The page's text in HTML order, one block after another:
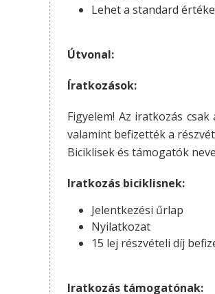
Lehet a standard
Útvonal:
Íratkozások:
Figyelem! Az iratkozás
valamint befizették a
Biciklisek és támogatók
Iratkozás biciklisnek:
Jelentkezési űrlap
Nyilatkozat
15 lej részvételi díj
Iratkozás támogatónak: